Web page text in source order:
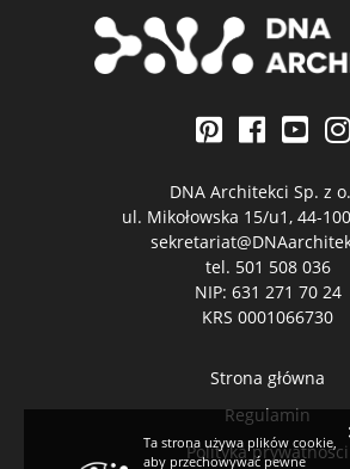
DNA Architekci Sp. z
ul. Mikołowska 15/u1, 44-
tel. 501 508 036
NIP: 631 271 70 24
KRS 0001066730
Strona główna
Regulamin
Polityka prywatności
Ta strona używa plików cookie,
aby przechowywać pewne